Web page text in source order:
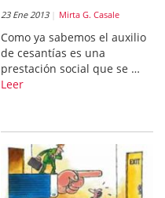
23 Ene 2013 Mirta G. Casale
Como ya sabemos el auxilio
de cesantías es una
prestación social que se …
Leer